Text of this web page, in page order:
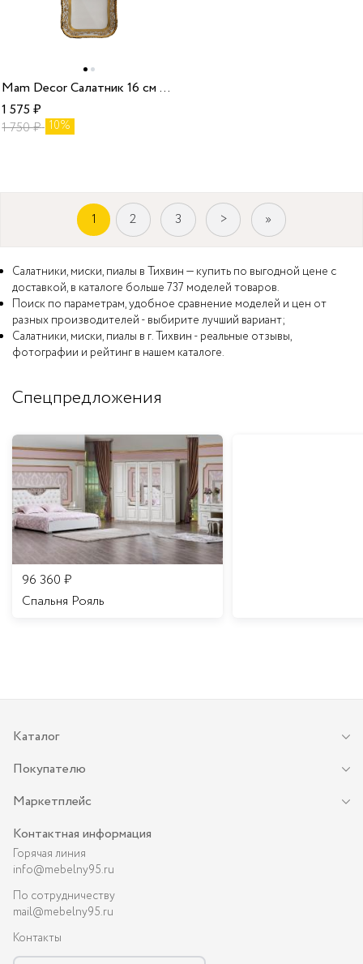
Mam Decor Салатник 16 см 5080
1 575₽
1 750₽ 10%
1 2 3 > »
Салатники, миски, пиалы в Тихвин — купить по выгодной цене с
доставкой, в каталоге больше 737 моделей товаров.
Поиск по параметрам, удобное сравнение моделей и цен от
разных производителей - выбирите лучший вариант;
Салатники, миски, пиалы в г. Тихвин - реальные отзывы,
фотографии и рейтинг в нашем каталоге.
Спецпредложения
96 360 ₽
Спальня Рояль
Каталог
Покупателю
Маркетплейс
Контактная информация
Горячая линия
info@mebelny95.ru
По сотрудничеству
mail@mebelny95.ru
Контакты